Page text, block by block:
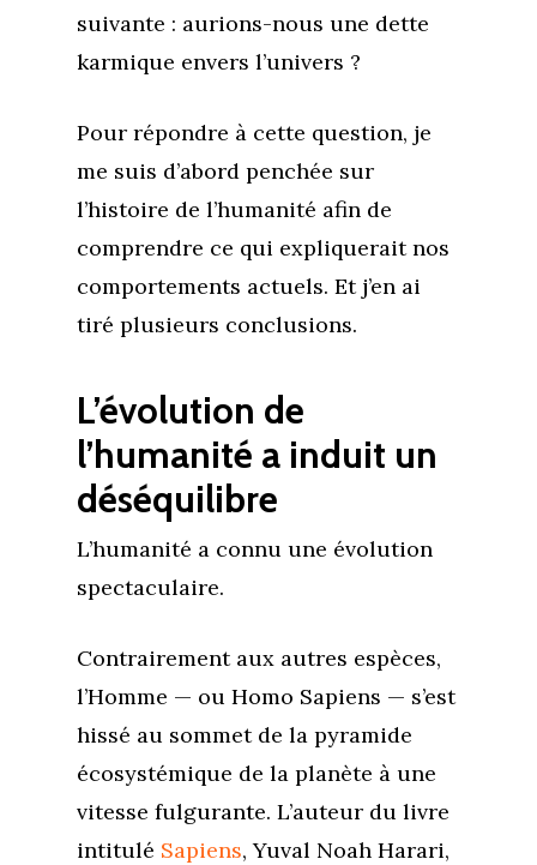
suivante : aurions-nous une dette
karmique envers l’univers ?
Pour répondre à cette question, je
me suis d’abord penchée sur
l’histoire de l’humanité afin de
comprendre ce qui expliquerait nos
comportements actuels. Et j’en ai
tiré plusieurs conclusions.
L’évolution de
l’humanité a induit un
déséquilibre
L’humanité a connu une évolution
spectaculaire.
Contrairement aux autres espèces,
l’Homme — ou Homo Sapiens — s’est
hissé au sommet de la pyramide
écosystémique de la planète à une
vitesse fulgurante. L’auteur du livre
intitulé Sapiens, Yuval Noah Harari,